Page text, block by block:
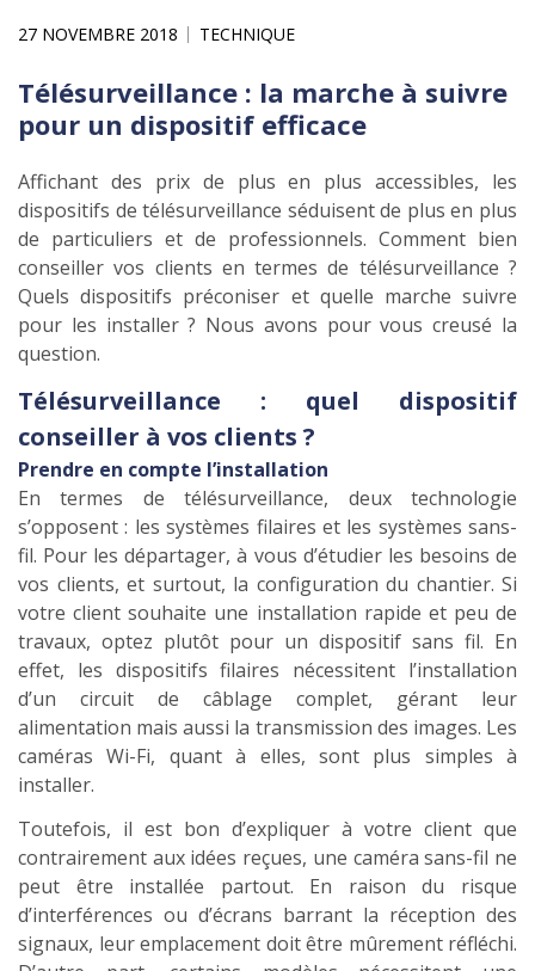
27 NOVEMBRE 2018 TECHNIQUE
Télésurveillance : la marche à suivre
pour un dispositif efficace
Affichant des prix de plus en plus accessibles, les
dispositifs de télésurveillance séduisent de plus en plus
de particuliers et de professionnels. Comment bien
conseiller vos clients en termes de télésurveillance ?
Quels dispositifs préconiser et quelle marche suivre
pour les installer ? Nous avons pour vous creusé la
question.
Télésurveillance : quel dispositif
conseiller à vos clients ?
Prendre en compte l’installation
En termes de télésurveillance, deux technologie
s’opposent : les systèmes filaires et les systèmes sans-
fil. Pour les départager, à vous d’étudier les besoins de
vos clients, et surtout, la configuration du chantier. Si
votre client souhaite une installation rapide et peu de
travaux, optez plutôt pour un dispositif sans fil. En
effet, les dispositifs filaires nécessitent l’installation
d’un circuit de câblage complet, gérant leur
alimentation mais aussi la transmission des images. Les
caméras Wi-Fi, quant à elles, sont plus simples à
installer.
Toutefois, il est bon d’expliquer à votre client que
contrairement aux idées reçues, une caméra sans-fil ne
peut être installée partout. En raison du risque
d’interférences ou d’écrans barrant la réception des
signaux, leur emplacement doit être mûrement réfléchi.